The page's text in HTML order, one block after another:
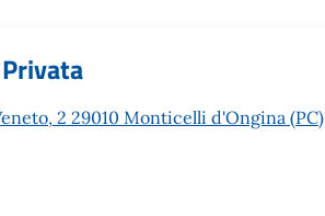
2 29010 Monticelli d'Ongina (PC)